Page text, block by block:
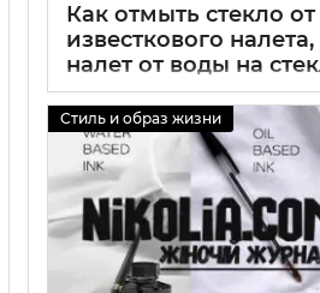
Как отмыть стекло
известкового
налет от воды на
Стиль и образ жизни